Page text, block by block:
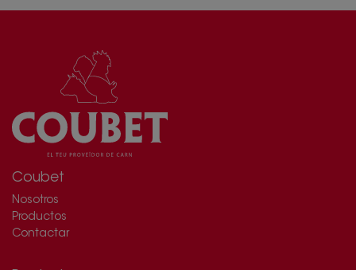
Coubet
Nosotros
Productos
Contactar